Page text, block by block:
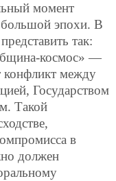
момент
большой эпохи. В
так:
космос» —
конфликт между
Государством
Такой
в
должен